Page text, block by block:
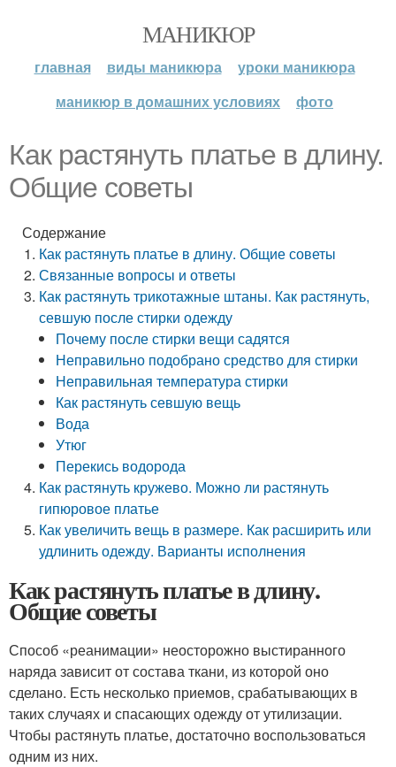
МАНИКЮР
главная виды маникюра
уроки маникюра
маникюр в домашних условиях
фото
Как растянуть платье в длину.
Общие советы
Содержание
Как растянуть платье в длину. Общие советы
Связанные вопросы и ответы
Как растянуть трикотажные штаны. Как растянуть,
севшую после стирки одежду
Почему после стирки вещи садятся
Неправильно подобрано средство для стирки
Неправильная температура стирки
Как растянуть севшую вещь
Вода
Утюг
Перекись водорода
Как растянуть кружево. Можно ли растянуть
гипюровое платье
Как увеличить вещь в размере. Как расширить или
удлинить одежду. Варианты исполнения
Как растянуть платье в длину.
Общие советы
Способ «реанимации» неосторожно выстиранного
наряда зависит от состава ткани, из которой оно
сделано. Есть несколько приемов, срабатывающих в
таких случаях и спасающих одежду от утилизации.
Чтобы растянуть платье, достаточно воспользоваться
одним из них.